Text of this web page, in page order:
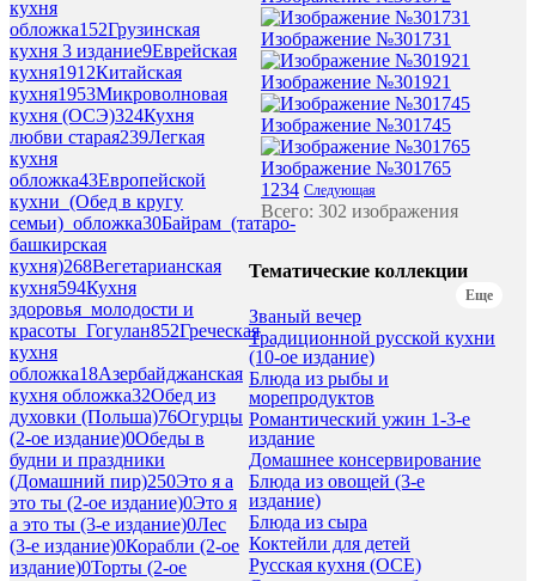
кухня
обложка152Грузинская
кухня 3 издание9Еврейская
кухня1912Китайская
кухня1953Микроволновая
кухня (ОСЭ)324Кухня
любви старая239Легкая
кухня
обложка43Европейской
кухни_(Обед в кругу
семьи)_обложка30Байрам_(татаро-
башкирская
кухня)268Вегетарианская
кухня594Кухня
здоровья_молодости и
красоты_Гогулан852Греческая
кухня
обложка18Азербайджанская
кухня обложка32Обед из
духовки (Польша)76Огурцы
(2-ое издание)0Обеды в
будни и праздники
(Домашний пир)250Это я а
это ты (2-ое издание)0Это я
а это ты (3-е издание)0Лес
(3-е издание)0Корабли (2-ое
издание)0Торты (2-ое
Изображение №301731
Изображение №301921
Изображение №301745
Изображение №301765
1 234 Следующая
Всего: 302 изображения
Тематические коллекции
Еще
Званый вечер
Традиционной русской кухни
(10-ое издание)
Блюда из рыбы и
морепродуктов
Романтический ужин 1-3-е
издание
Домашнее консервирование
Блюда из овощей (3-е
издание)
Блюда из сыра
Коктейли для детей
Русская кухня (ОСЕ)